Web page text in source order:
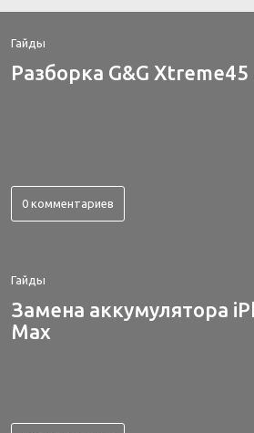
Гайды
Разборка G&G
0 комментариев
Гайды
Замена аккумулятора
Max